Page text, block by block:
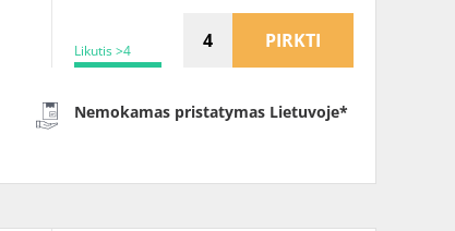
Likutis >4 PIRKTI
Nemokamas pristatymas Lietuvoje*